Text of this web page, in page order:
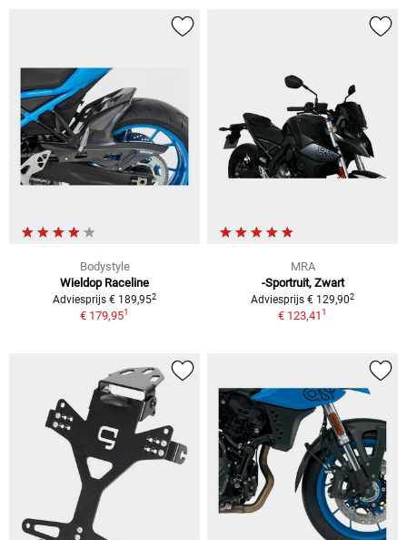
Bodystyle
Wieldop Raceline
Adviesprijs € 189,952
€ 179,951
MRA
-Sportruit, Zwart
Adviesprijs € 129,902
€ 123,411